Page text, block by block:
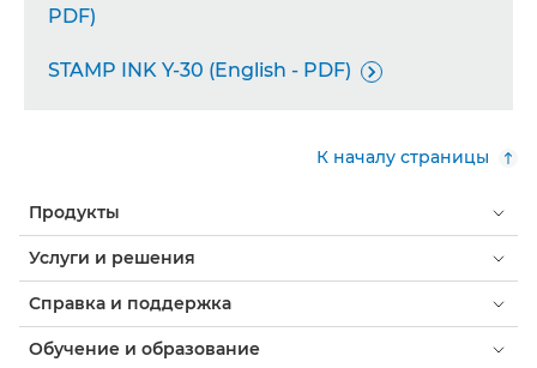
PDF)
STAMP INK Y-30 (English - PDF) 
К началу страницы
Продукты
Услуги и решения
Справка и поддержка
Обучение и образование